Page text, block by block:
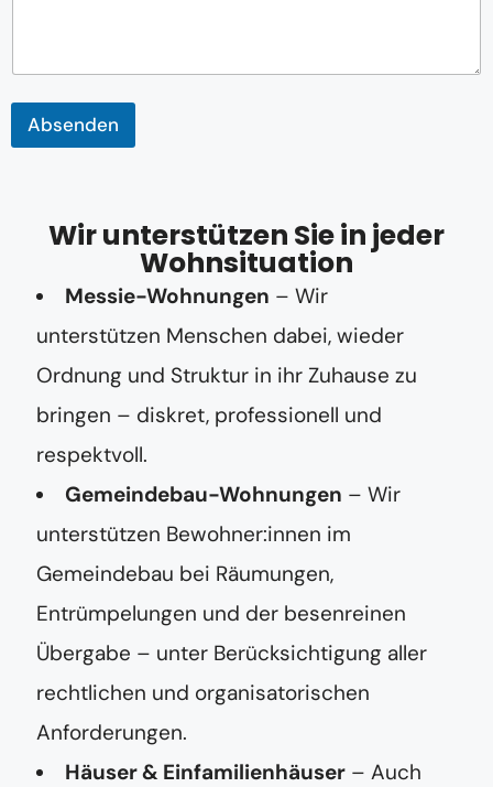
r
-
a
Absenden
Wir unterstützen Sie in jeder
Wohnsituation
Messie-Wohnungen – Wir
unterstützen Menschen dabei, wieder
Ordnung und Struktur in ihr Zuhause zu
bringen – diskret, professionell und
respektvoll.
Gemeindebau-Wohnungen – Wir
unterstützen Bewohner:innen im
Gemeindebau bei Räumungen,
Entrümpelungen und der besenreinen
Übergabe – unter Berücksichtigung aller
rechtlichen und organisatorischen
Anforderungen.
Häuser & Einfamilienhäuser – Auch